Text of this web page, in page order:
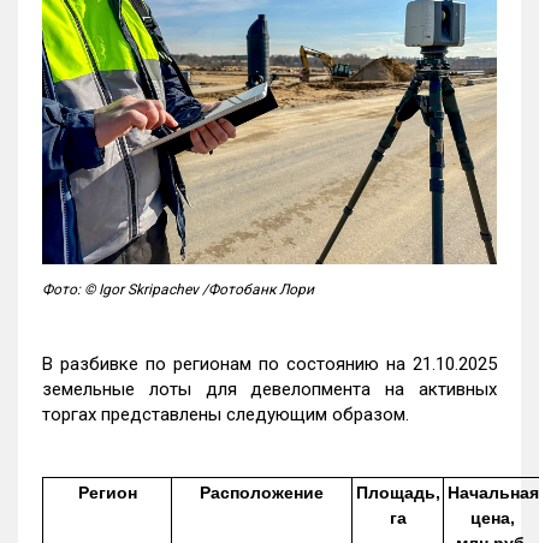
Фото: © Igor Skripachev /Фотобанк Лори
В разбивке по регионам по состоянию на 21.10.2025
земельные лоты для девелопмента на активных
торгах представлены следующим образом.
Регион Расположение
Площадь,
га
Начальная
цена,